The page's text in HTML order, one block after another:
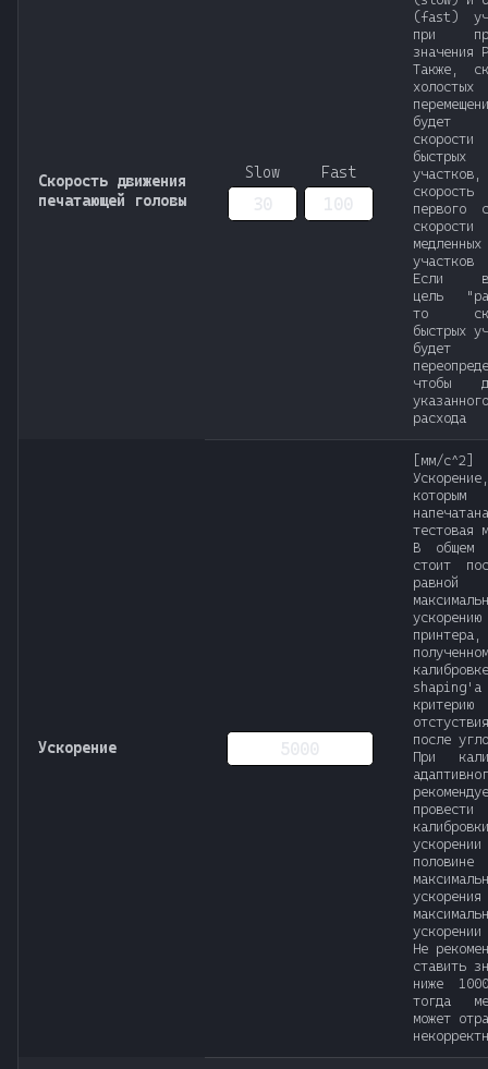
Скорость движения
печатающей головы
Slow Fast
(fast)
при
значения
Также,
холостых
будет
скорости
быстрых
скорость
первого
скорости
медленных
участков
Если
цель
то
быстрых
будет
чтобы
указанного
расхода
Ускорение
[мм/с^2]
которым
напечатана
тестовая
В общем
стоит
равной
ускорению
принтера,
shaping'а
критерию
после
При
ускорении
Не
ставить
ниже
тогда
может